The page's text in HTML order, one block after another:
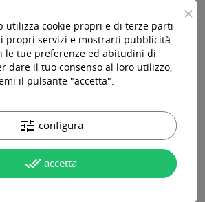
della Privacy Policy di questo sito e ne
alla consegna o in comode rate
×
utilizza cookie propri e di terze parti
propri servizi e mostrarti pubblicità
le tue preferenze ed abitudini di
dare il tuo consenso al loro utilizzo,
il pulsante "accetta".
tune configura
done_all accetta